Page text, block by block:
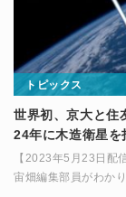
トピックス
世界初、京大と住
24年に木造衛星を
【2023年5月23日配
宙畑編集部員がわか